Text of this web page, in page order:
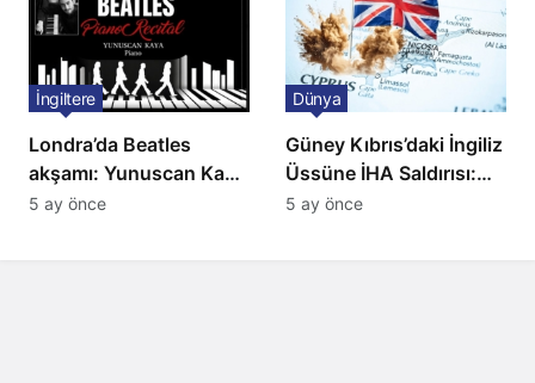
Londra’da Beatles
akşamı: Yunuscan Kaya
klasik yorumuyla
İngiltere
5 ay önce
Güney Kıbrıs’daki İngiliz
Üssüne İHA Saldırısı:
Patlama, Sirenler ve
Dünya
5 ay önce